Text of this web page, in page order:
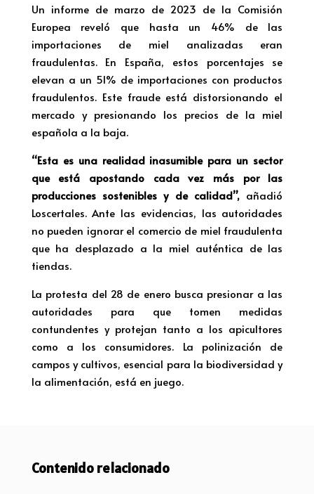
Un informe de marzo de 2023 de la Comisión
Europea reveló que hasta un 46% de las
importaciones de miel analizadas eran
fraudulentas. En España, estos porcentajes se
elevan a un 51% de importaciones con productos
fraudulentos. Este fraude está distorsionando el
mercado y presionando los precios de la miel
española a la baja.
“Esta es una realidad inasumible para un sector
que está apostando cada vez más por las
producciones sostenibles y de calidad”,añadió
Loscertales. Ante las evidencias, las autoridades
no pueden ignorar el comercio de miel fraudulenta
que ha desplazado a la miel auténtica de las
tiendas.
La protesta del 28 de enero busca presionar a las
autoridades para que tomen medidas
contundentes y protejan tanto a los apicultores
como a los consumidores. La polinización de
campos y cultivos, esencial para la biodiversidad y
la alimentación, está en juego.
Contenido relacionado